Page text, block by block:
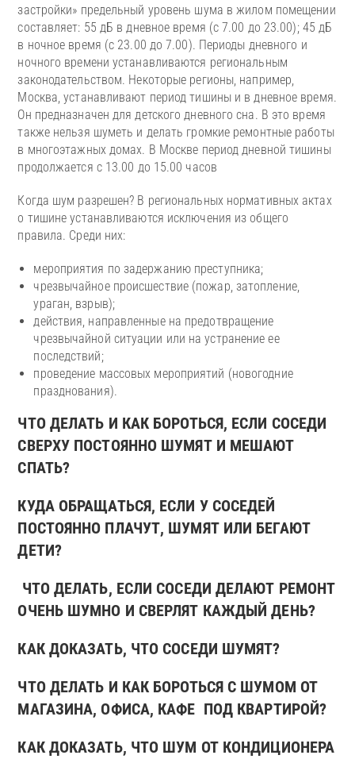
застройки» предельный уровень шума в жилом помещении
составляет: 55 дБ в дневное время (с 7.00 до 23.00); 45 дБ
в ночное время (с 23.00 до 7.00). Периоды дневного и
ночного времени устанавливаются региональным
законодательством. Некоторые регионы, например,
Москва, устанавливают период тишины и в дневное время.
Он предназначен для детского дневного сна. В это время
также нельзя шуметь и делать громкие ремонтные работы
в многоэтажных домах. В Москве период дневной тишины
продолжается с 13.00 до 15.00 часов
Когда шум разрешен? В региональных нормативных актах
о тишине устанавливаются исключения из общего
правила. Среди них:
мероприятия по задержанию преступника;
чрезвычайное происшествие (пожар, затопление,
ураган, взрыв);
действия, направленные на предотвращение
чрезвычайной ситуации или на устранение ее
последствий;
проведение массовых мероприятий (новогодние
празднования).
ЧТО ДЕЛАТЬ И КАК БОРОТЬСЯ, ЕСЛИ СОСЕДИ
СВЕРХУ ПОСТОЯННО ШУМЯТ И МЕШАЮТ
СПАТЬ?
КУДА ОБРАЩАТЬСЯ, ЕСЛИ У СОСЕДЕЙ
ПОСТОЯННО ПЛАЧУТ, ШУМЯТ ИЛИ БЕГАЮТ
ДЕТИ?
ЧТО ДЕЛАТЬ, ЕСЛИ СОСЕДИ ДЕЛАЮТ РЕМОНТ
ОЧЕНЬ ШУМНО И СВЕРЛЯТ КАЖДЫЙ ДЕНЬ?
КАК ДОКАЗАТЬ, ЧТО СОСЕДИ ШУМЯТ?
ЧТО ДЕЛАТЬ И КАК БОРОТЬСЯ С ШУМОМ ОТ
МАГАЗИНА, ОФИСА, КАФЕ ПОД КВАРТИРОЙ?
КАК ДОКАЗАТЬ, ЧТО ШУМ ОТ КОНДИЦИОНЕРА